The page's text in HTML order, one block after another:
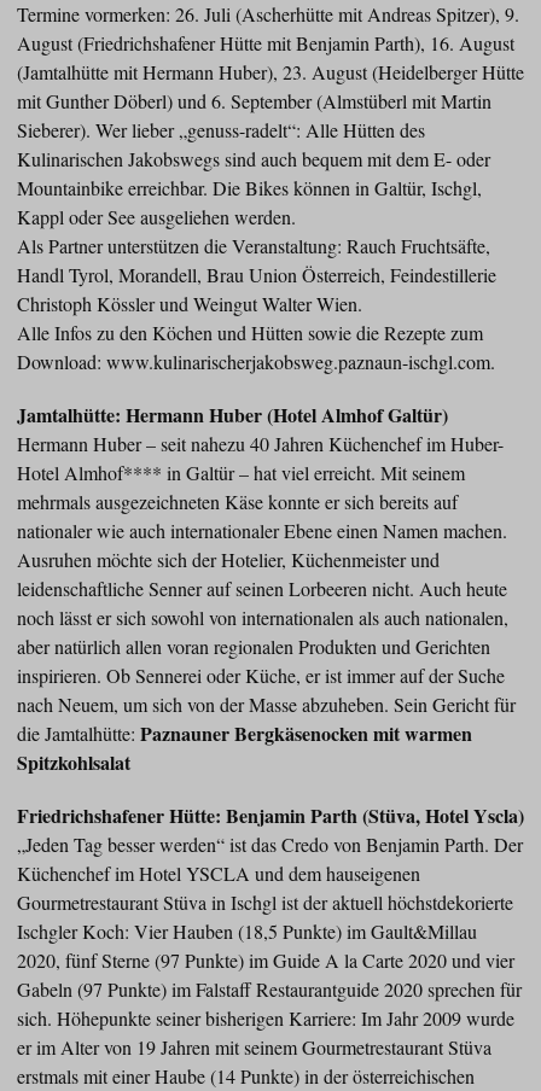
Termine vormerken: 26. Juli (Ascherhütte mit Andreas Spitzer), 9.
August (Friedrichshafener Hütte mit Benjamin Parth), 16. August
(Jamtalhütte mit Hermann Huber), 23. August (Heidelberger Hütte
mit Gunther Döberl) und 6. September (Almstüberl mit Martin
Sieberer). Wer lieber „genuss-radelt“: Alle Hütten des
Kulinarischen Jakobswegs sind auch bequem mit dem E- oder
Mountainbike erreichbar. Die Bikes können in Galtür, Ischgl,
Kappl oder See ausgeliehen werden.
Als Partner unterstützen die Veranstaltung: Rauch Fruchtsäfte,
Handl Tyrol, Morandell, Brau Union Österreich, Feindestillerie
Christoph Kössler und Weingut Walter Wien.
Alle Infos zu den Köchen und Hütten sowie die Rezepte zum
Download: www.kulinarischerjakobsweg.paznaun-ischgl.com.
Jamtalhütte: Hermann Huber (Hotel Almhof Galtür)
Hermann Huber – seit nahezu 40 Jahren Küchenchef im Huber-
Hotel Almhof**** in Galtür – hat viel erreicht. Mit seinem
mehrmals ausgezeichneten Käse konnte er sich bereits auf
nationaler wie auch internationaler Ebene einen Namen machen.
Ausruhen möchte sich der Hotelier, Küchenmeister und
leidenschaftliche Senner auf seinen Lorbeeren nicht. Auch heute
noch lässt er sich sowohl von internationalen als auch nationalen,
aber natürlich allen voran regionalen Produkten und Gerichten
inspirieren. Ob Sennerei oder Küche, er ist immer auf der Suche
nach Neuem, um sich von der Masse abzuheben. Sein Gericht für
die Jamtalhütte: Paznauner Bergkäsenocken mit warmen
Spitzkohlsalat
Friedrichshafener Hütte: Benjamin Parth (Stüva, Hotel Yscla)
„Jeden Tag besser werden“ ist das Credo von Benjamin Parth. Der
Küchenchef im Hotel YSCLA und dem hauseigenen
Gourmetrestaurant Stüva in Ischgl ist der aktuell höchstdekorierte
Ischgler Koch: Vier Hauben (18,5 Punkte) im Gault&Millau
2020, fünf Sterne (97 Punkte) im Guide A la Carte 2020 und vier
Gabeln (97 Punkte) im Falstaff Restaurantguide 2020 sprechen für
sich. Höhepunkte seiner bisherigen Karriere: Im Jahr 2009 wurde
er im Alter von 19 Jahren mit seinem Gourmetrestaurant Stüva
erstmals mit einer Haube (14 Punkte) in der österreichischen